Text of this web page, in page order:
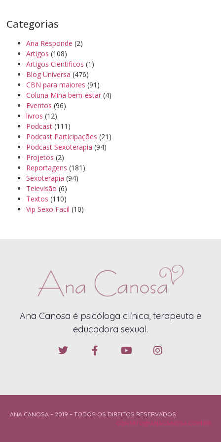
Categorias
Ana Responde (2)
Artigos (108)
Artigos Cientificos (1)
Blog Universa (476)
CBN para maiores (91)
Coluna Mina bem-estar (4)
Eventos (96)
livros (12)
Podcast (111)
Podcast Participações (21)
Podcast Sexoterapia (94)
Projetos (2)
Reportagens (181)
Sexoterapia (94)
Televisão (6)
Textos (110)
Vip Sexo Facil (10)
Ana Canosa é psicóloga clínica, terapeuta e
educadora sexual.
ANA CANOSA – 2019 – TODOS OS DIREITOS RESERVADOS
CONTATO@ANACANOSA.COM.BR